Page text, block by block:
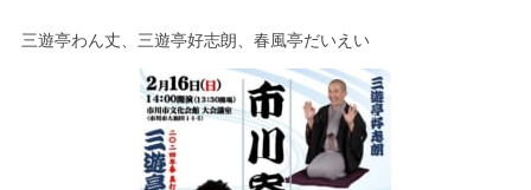
三遊亭わん丈、三遊亭好志朗、春風亭だいえい